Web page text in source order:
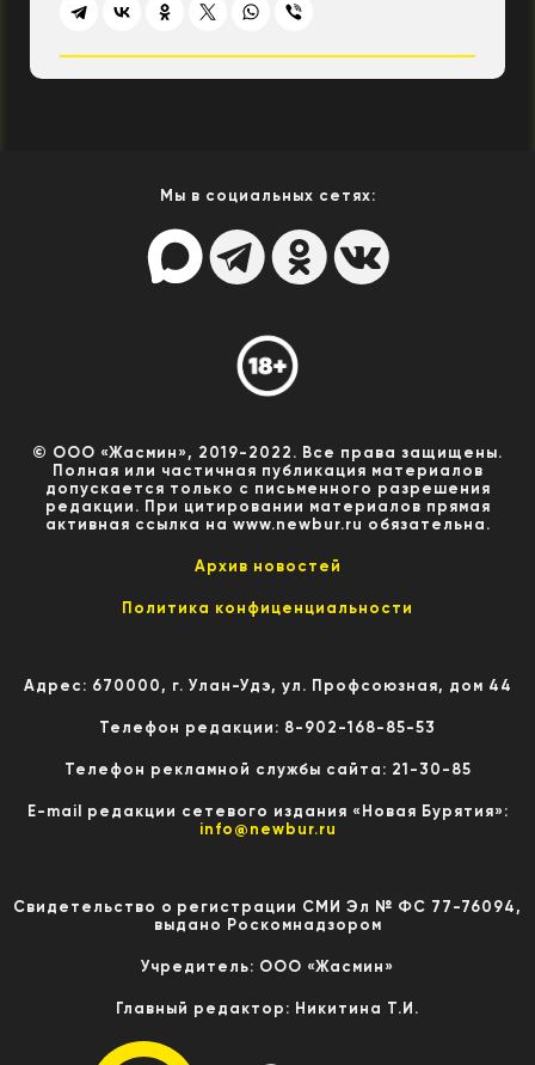
Мы в социальных сетях:
© ООО «Жасмин», 2019-2022. Все права защищены.
Полная или частичная публикация материалов
допускается только с письменного разрешения
редакции. При цитировании материалов прямая
активная ссылка на www.newbur.ru обязательна.
Архив новостей
Политика конфиценциальности
Адрес: 670000, г. Улан-Удэ, ул. Профсоюзная, дом 44
Телефон редакции: 8-902-168-85-53
Телефон рекламной службы сайта: 21-30-85
E-mail редакции сетевого издания «Новая Бурятия»:
info@newbur.ru
Свидетельство о регистрации СМИ Эл № ФС 77-76094,
выдано Роскомнадзором
Учредитель: ООО «Жасмин»
Главный редактор: Никитина Т.И.